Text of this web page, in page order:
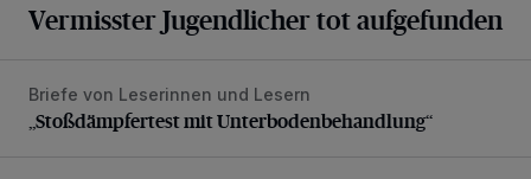
Vermisster Jugendlicher tot aufgefunden
„Stoßdämpfertest mit Unterbodenbehandlung“
Briefe von Leserinnen und Lesern
„Stoßdämpfertest mit Unterbodenbehandlung“